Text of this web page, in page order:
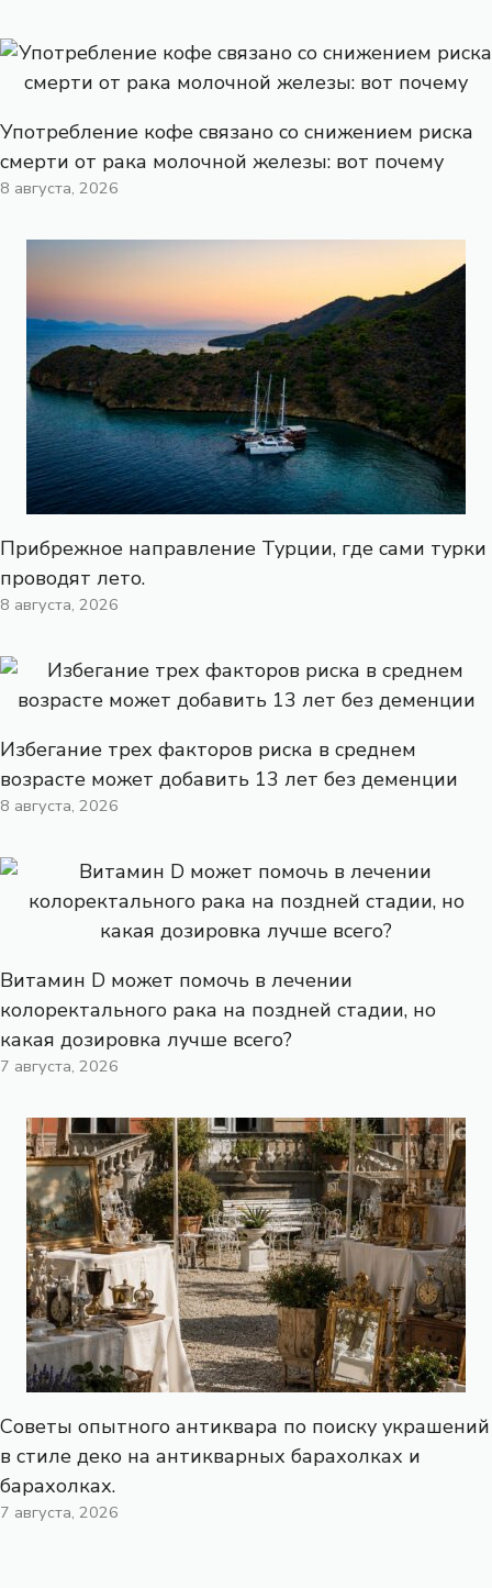
Употребление кофе связано со снижением риска
смерти от рака молочной железы: вот почему
8 августа, 2026
Прибрежное направление Турции, где сами турки
проводят лето.
8 августа, 2026
Избегание трех факторов риска в среднем
возрасте может добавить 13 лет без деменции
8 августа, 2026
Витамин D может помочь в лечении
колоректального рака на поздней стадии, но
какая дозировка лучше всего?
7 августа, 2026
Советы опытного антиквара по поиску украшений
в стиле деко на антикварных барахолках и
барахолках.
7 августа, 2026